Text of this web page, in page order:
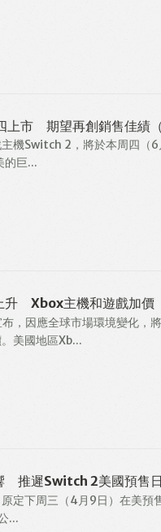
市 期望再創銷售佳績（
機Switch 2，將於本周四（
的巨...
升 Xbox主機和遊戲加價
，因應全球市場環境變化，
美國地區Xb...
推遲Switch 2美國預售日
定下周三（4月9日）在美
...